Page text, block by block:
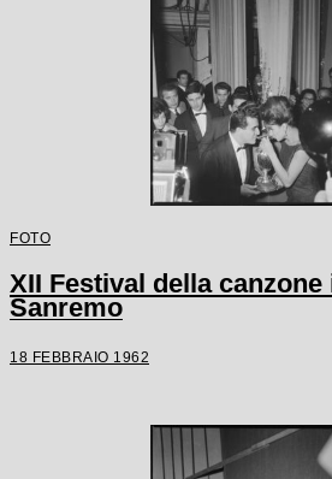
FOTO
XII Festival della canzone
Sanremo
18 FEBBRAIO 1962